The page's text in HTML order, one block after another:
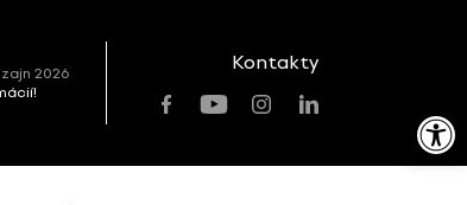
Open toolbar
2026
Kontakty